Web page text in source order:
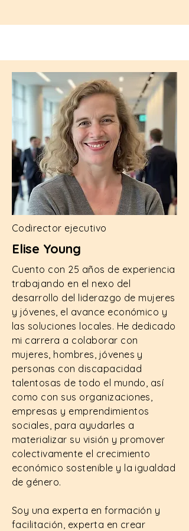
Codirector ejecutivo
Elise Young
Cuento con 25 años de experiencia
trabajando en el nexo del
desarrollo del liderazgo de mujeres
y jóvenes, el avance económico y
las soluciones locales. He dedicado
mi carrera a colaborar con
mujeres, hombres, jóvenes y
personas con discapacidad
talentosas de todo el mundo, así
como con sus organizaciones,
empresas y emprendimientos
sociales, para ayudarles a
materializar su visión y promover
colectivamente el crecimiento
económico sostenible y la igualdad
de género.
Soy una experta en formación y
facilitación, experta en crear